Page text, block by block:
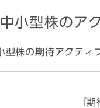
中小型株のア
型株の期待アクティ
『